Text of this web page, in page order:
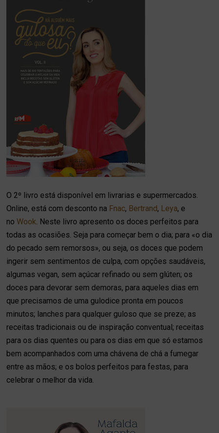
O 2º livro está disponível em livrarias e supermercados.
Online, está com desconto na Fnac, Bertrand, Leya, e
noWook. Neste livro apresento os doces perfeitos para
todas as ocasiões. Seja para começar bem o dia; para «o dia
do pecado sem remorsos», ou seja, os doces que podem
ingerir sem sentimentos de culpa, com opções saudáveis,
algumas vegan, sem açúcar refinado ou sem glúten; os
doces para devorar sem demoras, para aqueles dias em
que precisamos de uma gulodice pronta em poucos
minutos; lanches para qualquer guloso que se preze; as
receitas tradicionais ou de inspiração conventual; receitas
para os dias quentes ou para os dias em que só estamos
bem acompanhados com uma chávena de chá a fumegar
entre as mãos; e os bolos perfeitos para festas, para
celebrar o melhor da vida.